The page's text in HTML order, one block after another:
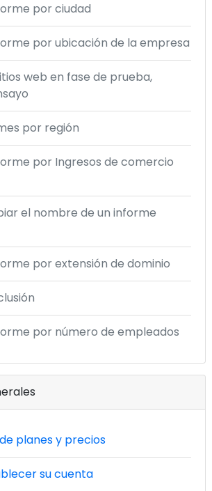
por ciudad
por ubicación de la empresa
web en fase de prueba,
por región
por Ingresos de comercio
el nombre de un informe
por extensión de dominio
por número de empleados
planes y precios
su cuenta